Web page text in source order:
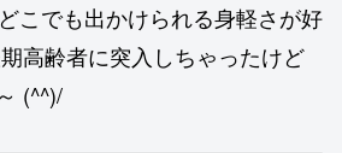
こでも出かけられる身軽さが好
期高齢者に突入しちゃったけど
(^^)/